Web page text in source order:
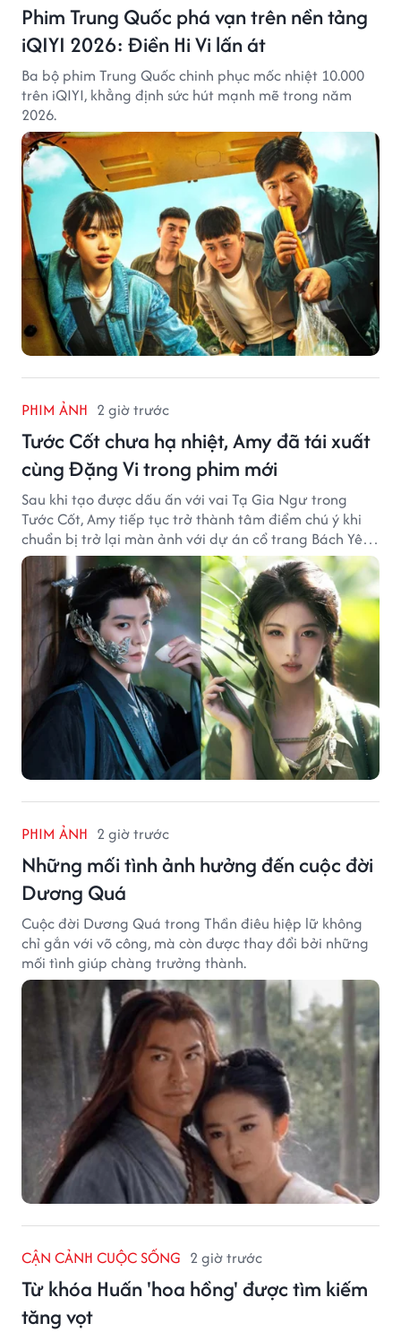
Phim Trung Quốc phá vạn trên nền tảng
iQIYI 2026: Điền Hi Vi lấn át
Ba bộ phim Trung Quốc chinh phục mốc nhiệt 10.000
trên iQIYI, khẳng định sức hút mạnh mẽ trong năm
2026.
PHIM ẢNH 2 giờ trước
Tước Cốt chưa hạ nhiệt, Amy đã tái xuất
cùng Đặng Vi trong phim mới
Sau khi tạo được dấu ấn với vai Tạ Gia Ngư trong
Tước Cốt, Amy tiếp tục trở thành tâm điểm chú ý khi
chuẩn bị trở lại màn ảnh với dự án cổ trang Bách Yêu
Phổ.
PHIM ẢNH 2 giờ trước
Những mối tình ảnh hưởng đến cuộc đời
Dương Quá
Cuộc đời Dương Quá trong Thần điêu hiệp lữ không
chỉ gắn với võ công, mà còn được thay đổi bởi những
mối tình giúp chàng trưởng thành.
CẬN CẢNH CUỘC SỐNG 2 giờ trước
Từ khóa Huấn 'hoa hồng' được tìm kiếm
tăng vọt